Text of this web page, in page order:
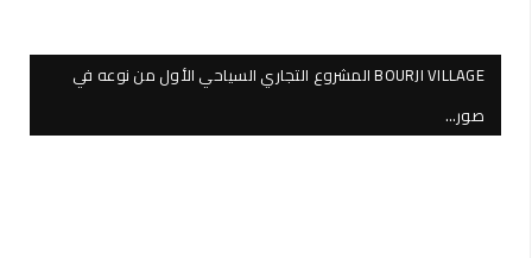
BOURJI VILLAGE المشروع التجاري السياحي الأول من نوعه في
صور…